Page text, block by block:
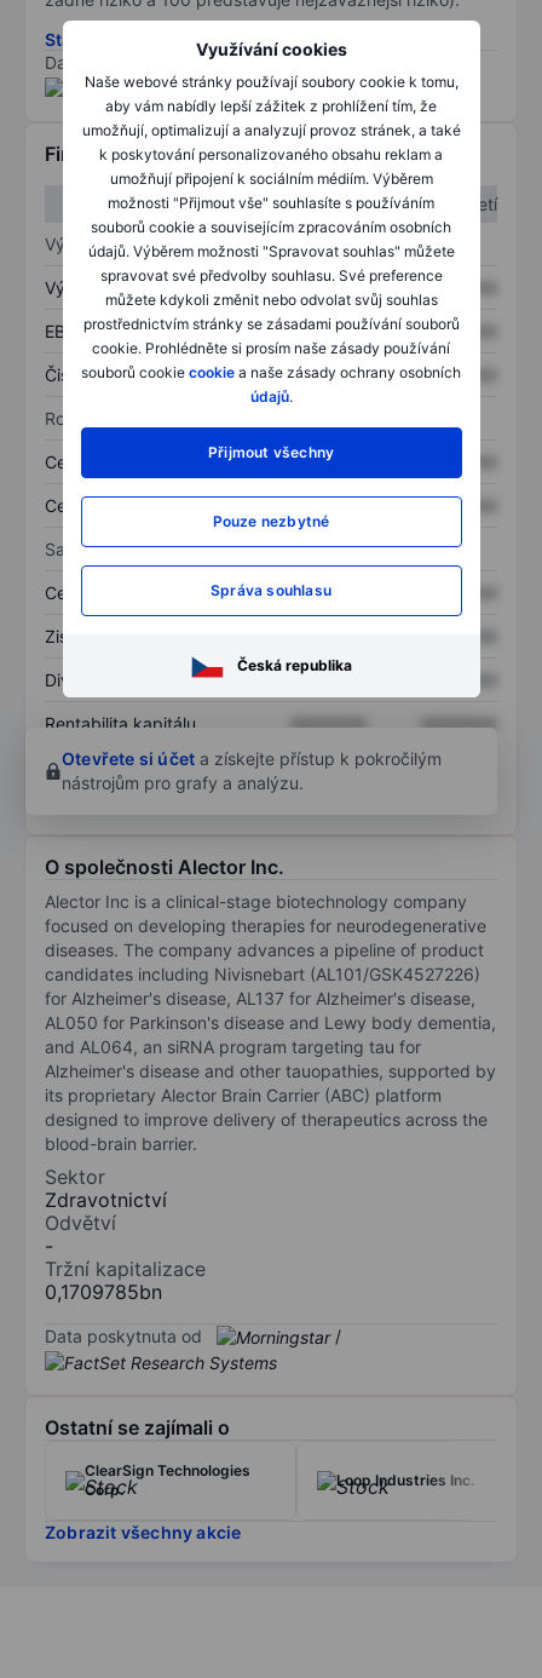
Využívání cookies
Naše webové stránky používají soubory cookie k tomu,
aby vám nabídly lepší zážitek z prohlížení tím, že
umožňují, optimalizují a analyzují provoz stránek, a také
k poskytování personalizovaného obsahu reklam a
umožňují připojení k sociálním médiím. Výběrem
možnosti "Přijmout vše" souhlasíte s používáním
souborů cookie a souvisejícím zpracováním osobních
údajů. Výběrem možnosti "Spravovat souhlas" můžete
spravovat své předvolby souhlasu. Své preference
můžete kdykoli změnit nebo odvolat svůj souhlas
prostřednictvím stránky se zásadami používání souborů
cookie. Prohlédněte si prosím naše zásady používání
souborů cookie cookie a naše zásady ochrany osobních
údajů.
Přijmout všechny
Pouze nezbytné
Správa souhlasu
Česká republika
Stáhněte si metodiku rizik ESG
Data poskytnuta od
/
Finanční informace
1. čtvrtletí
2. čtvrtletí
Výkaz zisku a ztráty
Výnos XXXXXXX XXXXXXX
EBITDA XXXXXXX XXXXXXX
Čistý příjem XXXXXXX XXXXXXX
Rozvaha
Celková aktiva XXXXXXX
Celkový dluh XXXXXXX
Sazby
Cena/tržby XXXXXXX
Zisk na akcii
Dividenda na akcii XXXXXXX
Rentabilita kapitálu XXXXXXX
XXXXXXX
Otevřete si účet a získejte přístup k pokročilým
nástrojům pro grafy a analýzu.
O společnosti Alector Inc.
Alector Inc is a clinical-stage biotechnology company
focused on developing therapies for neurodegenerative
diseases. The company advances a pipeline of product
candidates including Nivisnebart (AL101/GSK4527226)
for Alzheimer's disease, AL137 for Alzheimer's disease,
AL050 for Parkinson's disease and Lewy body dementia,
and AL064, an siRNA program targeting tau for
Alzheimer's disease and other tauopathies, supported by
its proprietary Alector Brain Carrier (ABC) platform
designed to improve delivery of therapeutics across the
blood-brain barrier.
Sektor
Zdravotnictví
Odvětví
-
Tržní kapitalizace
0,1709785bn
Data poskytnuta od /
Ostatní se zajímali o
ClearSign Technologies
Corp.
Loop Industries Inc.
Zobrazit všechny akcie